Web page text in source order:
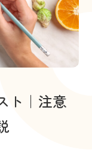
ト｜注意